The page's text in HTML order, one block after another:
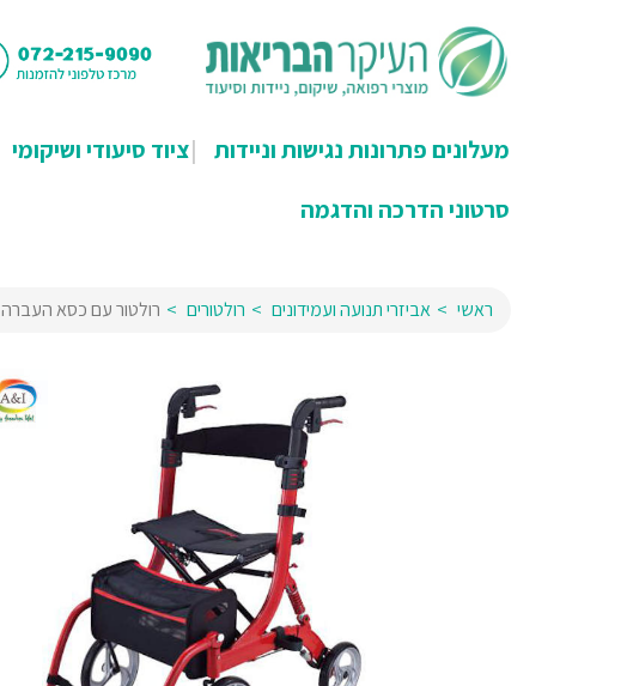
מעלונים פתרונות נגישות וניידות ציוד סיעודי ושיקומי
סרטוני הדרכה והדגמה
ראשי אביזרי תנועה ועמידונים רולטורים רולטור עם כסא העברה